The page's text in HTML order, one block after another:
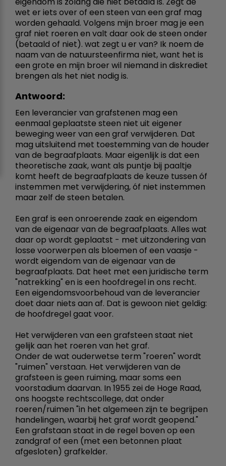
wet er iets over of een steen van een graf mag
worden gehaald. Volgens mijn broer mag je een
graf niet roeren en valt daar ook de steen onder
(betaald of niet). wat zegt u er van? Ik noem de
naam van de natuursteenfirma niet, want het is
een grote en mijn broer wil niemand in diskrediet
brengen als het niet nodig is.
Antwoord:
Een leverancier van grafstenen mag een
eenmaal geplaatste steen niet uit eigener
beweging weer van een graf verwijderen. Dat
mag uitsluitend met toestemming van de houder
van de begraafplaats. Maar eigenlijk is dat een
theoretische zaak, want als puntje bij paaltje
komt heeft de begraafplaats de keuze tussen óf
instemmen met verwijdering, óf niet instemmen
maar zelf de steen betalen.
Een graf is een onroerende zaak en eigendom
van de eigenaar van de begraafplaats. Alles wat
daar op wordt geplaatst - met uitzondering van
losse voorwerpen als bloemen of een vaasje -
wordt eigendom van de eigenaar van de
begraafplaats. Dat heet met een juridische term
"natrekking" en is een hoofdregel in ons recht.
Een eigendomsvoorbehoud van de leverancier
doet daar niets aan af. Dat is gewoon niet geldig:
de hoofdregel gaat voor.
Het verwijderen van een grafsteen staat niet
gelijk aan het roeren van het graf.
Onder de wat ouderwetse term "roeren" wordt
"ruimen" verstaan. Het verwijderen van de
grafsteen is geen ruiming, maar soms een
voorstadium daarvan. In 1955 zei de Hoge Raad,
ons hoogste rechtscollege, dat onder
roeren/ruimen "in het algemeen zijn te begrijpen
handelingen, waarbij het graf wordt geopend."
Een grafstaan staat in de regel boven op een
zandgraf of een (met een betonnen plaat
afgesloten) grafkelder.